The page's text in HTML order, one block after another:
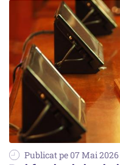
Publicat pe 07 Mai 2026